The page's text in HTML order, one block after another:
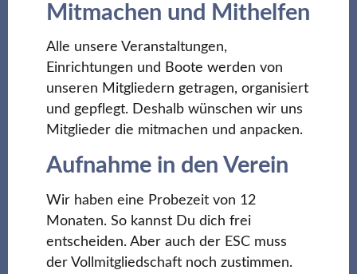
Mitmachen und Mithelfen
Alle unsere Veranstaltungen,
Einrichtungen und Boote werden von
unseren Mitgliedern getragen, organisiert
und gepflegt. Deshalb wünschen wir uns
Mitglieder die mitmachen und anpacken.
Aufnahme in den Verein
Wir haben eine Probezeit von 12
Monaten. So kannst Du dich frei
entscheiden. Aber auch der ESC muss
der Vollmitgliedschaft noch zustimmen.